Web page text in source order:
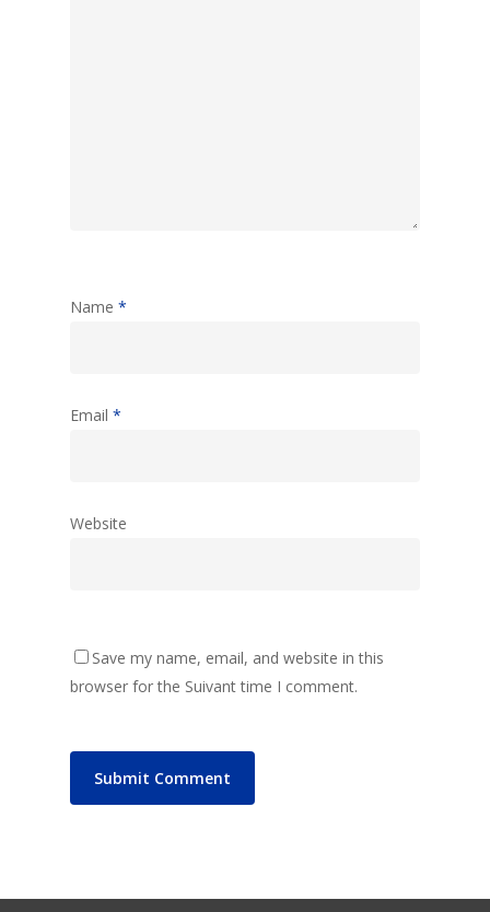
Name *
Email *
Website
Save my name, email, and website in this
browser for the Suivant time I comment.